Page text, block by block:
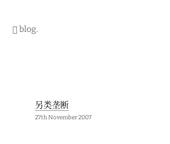
blog.
另类垄断
27th November 2007